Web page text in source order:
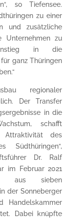
so Tiefensee.
zu einer
und zusätzliche
Unternehmen zu
in die
ganz Thüringen
regionaler
Der Transfer
in die
schafft
des
Südthüringen“,
Dr. Ralf
im Februar 2021
aus sieben
der Sonneberger
Handelskammer
Dabei knüpfte